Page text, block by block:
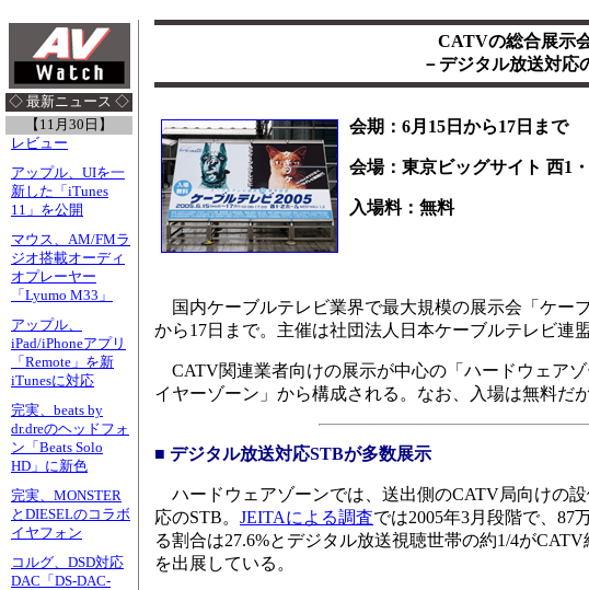
◇ 最新ニュース ◇
【11月30日】
レビュー
アップル、UIを一
新した「iTunes
11」を公開
マウス、AM/FMラ
ジオ搭載オーディ
オプレーヤー
「Lyumo M33」
アップル、
iPad/iPhoneアプリ
「Remote」を新
iTunesに対応
完実、beats by
dr.dreのヘッドフォ
ン「Beats Solo
HD」に新色
完実、MONSTER
とDIESELのコラボ
イヤフォン
コルグ、DSD対応
DAC「DS-DAC-
CATVの総合展示
－デジタル放送対応
会期：6月15日から17日まで
会場：東京ビッグサイト 西1
入場料：無料
国内ケーブルテレビ業界で最大規模の展示会「ケー
から17日まで。主催は社団法人日本ケーブルテレビ連
CATV関連業者向けの展示が中心の「ハードウェア
イヤーゾーン」から構成される。なお、入場は無料だ
■ デジタル放送対応STBが多数展示
ハードウェアゾーンでは、送出側のCATV局向けの
応のSTB。 JEITAによる調査では2005年3月段階で、87
る割合は27.6%とデジタル放送視聴世帯の約1/4が
を出展している。